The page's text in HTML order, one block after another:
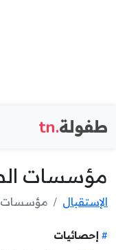
طفولة.tn
مؤسسات
الإستقبال مؤسسات
إحصائيات